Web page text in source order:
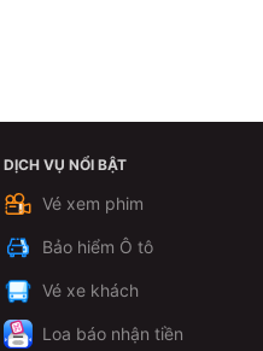
DỊCH VỤ NỔI BẬT
Vé xem phim
Bảo hiểm Ô tô
Vé xe khách
Loa báo nhận tiền